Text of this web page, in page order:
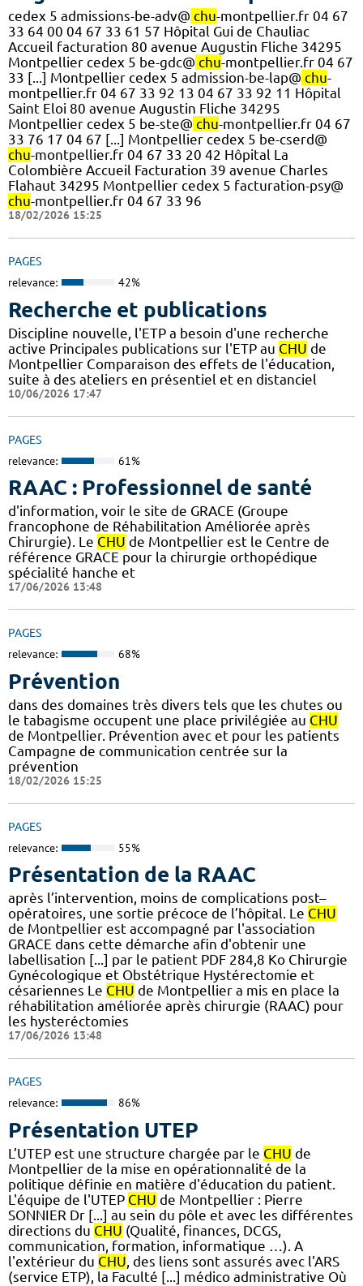
cedex 5 admissions-be-adv@ chu-montpellier.fr 04 67
33 64 00 04 67 33 61 57 Hôpital Gui de Chauliac
Accueil facturation 80 avenue Augustin Fliche 34295
Montpellier cedex 5 be-gdc@ chu-montpellier.fr 04 67
33 [...] Montpellier cedex 5 admission-be-lap@ chu-
montpellier.fr 04 67 33 92 13 04 67 33 92 11 Hôpital
Saint Eloi 80 avenue Augustin Fliche 34295
Montpellier cedex 5 be-ste@ chu-montpellier.fr 04 67
33 76 17 04 67 [...] Montpellier cedex 5 be-cserd@
chu-montpellier.fr 04 67 33 20 42 Hôpital La
Colombière Accueil Facturation 39 avenue Charles
Flahaut 34295 Montpellier cedex 5 facturation-psy@
chu-montpellier.fr 04 67 33 96
18/02/2026 15:25
PAGES
relevance: 42%
Recherche et publications
Discipline nouvelle, l'ETP a besoin d'une recherche
active Principales publications sur l'ETP au CHU de
Montpellier Comparaison des effets de l'éducation,
suite à des ateliers en présentiel et en distanciel
10/06/2026 17:47
PAGES
relevance: 61%
RAAC : Professionnel de santé
d'information, voir le site de GRACE (Groupe
francophone de Réhabilitation Améliorée après
Chirurgie). Le CHU de Montpellier est le Centre de
référence GRACE pour la chirurgie orthopédique
spécialité hanche et
17/06/2026 13:48
PAGES
relevance: 68%
Prévention
dans des domaines très divers tels que les chutes ou
le tabagisme occupent une place privilégiée au CHU
de Montpellier. Prévention avec et pour les patients
Campagne de communication centrée sur la
prévention
18/02/2026 15:25
PAGES
relevance: 55%
Présentation de la RAAC
après l’intervention, moins de complications post–
opératoires, une sortie précoce de l’hôpital. Le CHU
de Montpellier est accompagné par l'association
GRACE dans cette démarche afin d'obtenir une
labellisation [...] par le patient PDF 284,8 Ko Chirurgie
Gynécologique et Obstétrique Hystérectomie et
césariennes Le CHU de Montpellier a mis en place la
réhabilitation améliorée après chirurgie (RAAC) pour
les hysteréctomies
17/06/2026 13:48
PAGES
relevance: 86%
Présentation UTEP
L’UTEP est une structure chargée par le CHU de
Montpellier de la mise en opérationnalité de la
politique définie en matière d'éducation du patient.
L'équipe de l'UTEP CHU de Montpellier : Pierre
SONNIER Dr [...] au sein du pôle et avec les différentes
directions du CHU (Qualité, finances, DCGS,
communication, formation, informatique …). A
l'extérieur du CHU , des liens sont assurés avec l'ARS
(service ETP), la Faculté [...] médico administrative Où